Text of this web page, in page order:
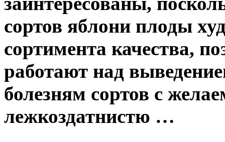
сортов яблони плоды
сортимента качества,
работают над
болезням сортов с
лежкоздатнистю …